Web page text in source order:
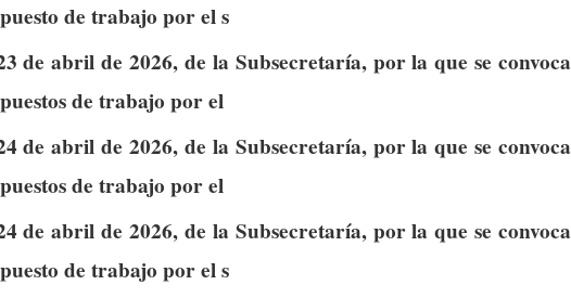
de trabajo por el s
de abril de 2026, de la Subsecretaría, por la que se convoca
de trabajo por el
de abril de 2026, de la Subsecretaría, por la que se convoca
de trabajo por el
de abril de 2026, de la Subsecretaría, por la que se convoca
de trabajo por el s